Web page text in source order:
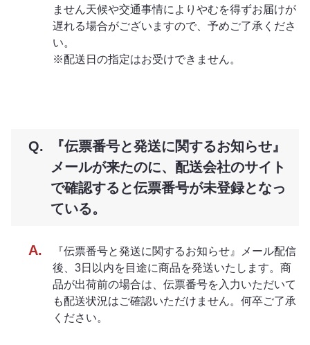
ません天候や交通事情によりやむを得ずお届けが
遅れる場合がございますので、予めご了承くださ
い。
※配送日の指定はお受けできません。
『伝票番号と発送に関するお知らせ』
メールが来たのに、配送会社のサイト
で確認すると伝票番号が未登録となっ
ている。
『伝票番号と発送に関するお知らせ』メール配信
後、3日以内を目途に商品を発送いたします。商
品が出荷前の場合は、伝票番号を入力いただいて
も配送状況はご確認いただけません。何卒ご了承
ください。